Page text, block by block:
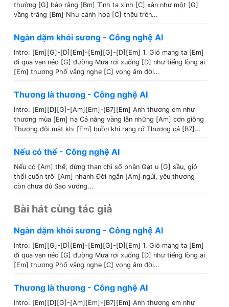
thường [G] bảo rằng [Bm] Tình ta xinh [C] xắn như một [G]
vầng trăng [Bm] Như cánh hoa [C] thêu trên...
Ngàn dặm khói sương - Công nghệ AI
Intro: [Em][G]-[D][Em]-[Em][G]-[D][Em] 1. Gió mang ta [Em]
đi qua vạn nẻo [G] đường Mưa rơi xuống [D] như tiếng lòng ai
[Em] thương Phố vắng nghe [C] vọng âm đời...
Thương là thương - Công nghệ AI
Intro: [Em][D][G]-[Am][Em]-[B7][Em] Anh thương em như
thương mùa [Em] hạ Cả nắng vàng lẫn những [Am] cơn giông
Thương đôi mắt khi [Em] buồn khi rạng rỡ Thương cả [B7]...
Nếu có thể - Công nghệ AI
Nếu có [Am] thể, đừng than chi số phận Gạt u [G] sầu, gió
thổi cuốn trôi [Am] nhanh Đời ngắn [Am] ngủi, yêu thương
còn chưa đủ Sao vướng...
Bài hát cùng tác giả
Ngàn dặm khói sương - Công nghệ AI
Intro: [Em][G]-[D][Em]-[Em][G]-[D][Em] 1. Gió mang ta [Em]
đi qua vạn nẻo [G] đường Mưa rơi xuống [D] như tiếng lòng ai
[Em] thương Phố vắng nghe [C] vọng âm đời...
Thương là thương - Công nghệ AI
Intro: [Em][D][G]-[Am][Em]-[B7][Em] Anh thương em như